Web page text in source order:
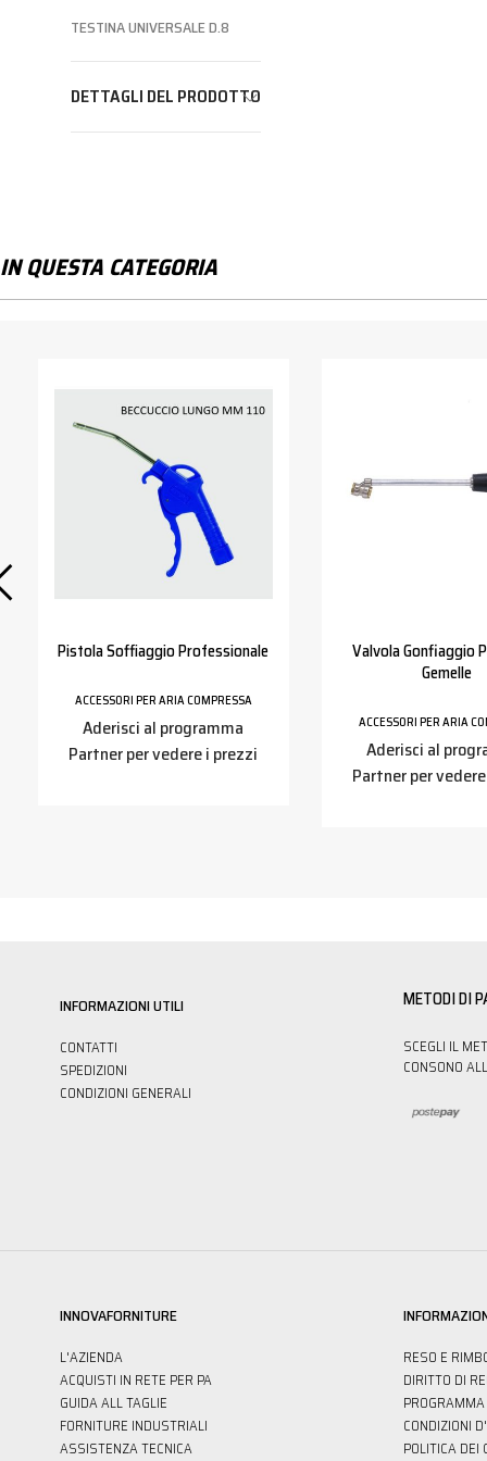
TESTINA UNIVERSALE D.8
DETTAGLI DEL PRODOTTO
IN QUESTA CATEGORIA
Pistola Soffiaggio Professionale
ACCESSORI PER ARIA COMPRESSA
Aderisci al programma
Partner per vedere i prezzi
Valvola Gonfiaggio
Gemelle
ACCESSORI PER ARIA
Aderisci al
Partner per
INFORMAZIONI UTILI
CONTATTI
SPEDIZIONI
CONDIZIONI GENERALI
METODI DI
SCEGLI IL
CONSONO
INNOVAFORNITURE
L'AZIENDA
ACQUISTI IN RETE PER PA
GUIDA ALL TAGLIE
FORNITURE INDUSTRIALI
ASSISTENZA TECNICA
RESO E
DIRITTO DI
CONDIZIONI
POLITICA DEI